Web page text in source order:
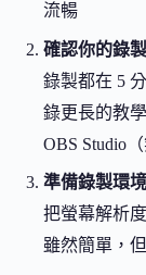
流暢
確認你的錄
錄製都在 5
錄更長的教
OBS Studio
準備錄製環境
把螢幕解析
雖然簡單，